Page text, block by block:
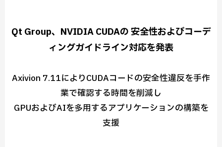
Qt Group、NVIDIA CUDAの 安全性およびコーデ
ィングガイドライン対応を発表
Axivion 7.11によりCUDAコードの安全性違反を手作
業で確認する時間を削減し
GPUおよびAIを多用するアプリケーションの構築を
支援